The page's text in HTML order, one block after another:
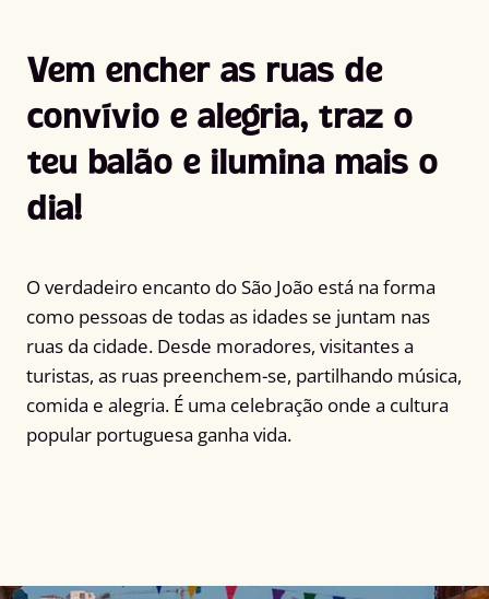
Vem encher as ruas de
convívio e alegria, traz o
teu balão e ilumina mais o
dia!
O verdadeiro encanto do São João está na forma
como pessoas de todas as idades se juntam nas
ruas da cidade. Desde moradores, visitantes a
turistas, as ruas preenchem-se, partilhando música,
comida e alegria. É uma celebração onde a cultura
popular portuguesa ganha vida.